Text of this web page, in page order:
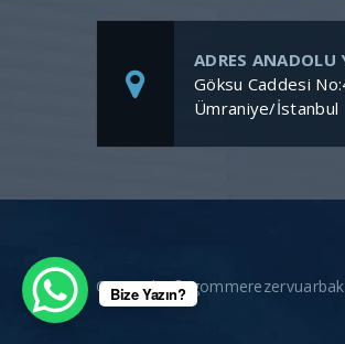
ADRES ANADOLU
Göksu Caddesi
Ümraniye/İstanbul
Copyright ©
Bize Yazın?